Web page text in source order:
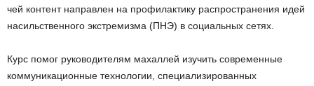
чей контент направлен на профилактику распространения идей
насильственного экстремизма (ПНЭ) в социальных сетях.
Курс помог руководителям махаллей изучить современные
коммуникационные технологии, специализированных